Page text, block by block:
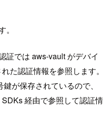
証では aws-vault がデバイ
た認証情報を参照します。
が保存されているので、
経由で参照して認証情